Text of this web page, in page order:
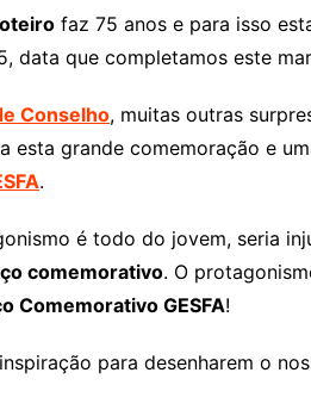
faz 75 anos e para isso
data que completamos este
Conselho, muitas outras
esta grande comemoração e
.
é todo do jovem, seria
comemorativo. O
Comemorativo GESFA!
para desenharem o